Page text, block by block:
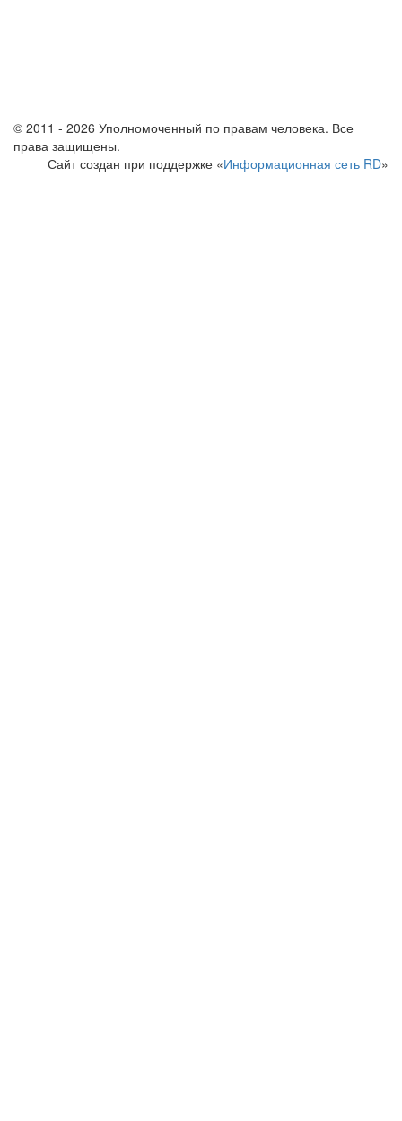
© 2011 - 2026 Уполномоченный по правам человека. Все
права защищены.
Сайт создан при поддержке «Информационная сеть RD»